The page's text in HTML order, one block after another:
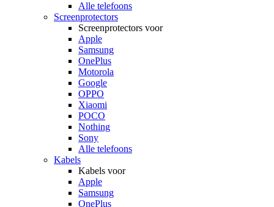
Alle telefoons
Screenprotectors
Screenprotectors voor
Apple
Samsung
OnePlus
Motorola
Google
OPPO
Xiaomi
POCO
Nothing
Sony
Alle telefoons
Kabels
Kabels voor
Apple
Samsung
OnePlus